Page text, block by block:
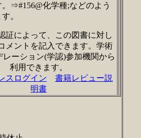
⇒#156@化学種;などのよう
。
証によって、この図書に対し
メントを記入できます。学術
レーション(学認)参加機関から
利用できます。
ログイン
書籍レビュー説
明書